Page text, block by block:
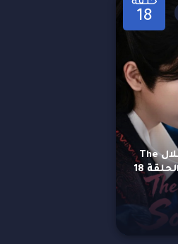
حلقة
18
مسلسل حاكم الظلال The
Shadow Sovereign الحلقة 18